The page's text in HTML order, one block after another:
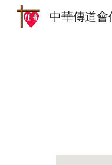
中華傳道會